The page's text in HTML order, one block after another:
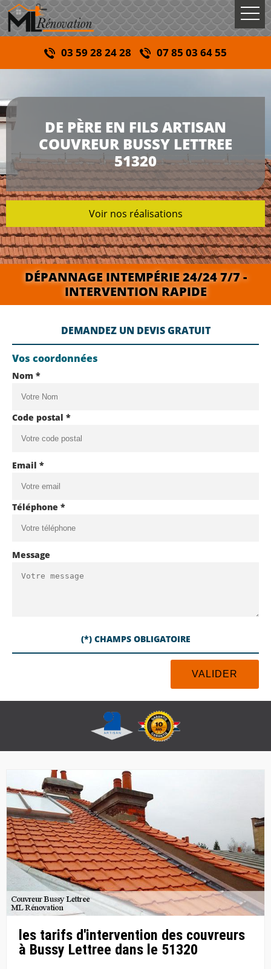
03 59 28 24 28 07 85 03 64 55
DE PÈRE EN FILS ARTISAN
COUVREUR BUSSY LETTREE
51320
Voir nos réalisations
DÉPANNAGE INTEMPÉRIE 24/24 7/7 -
INTERVENTION RAPIDE
DEMANDEZ UN DEVIS GRATUIT
Vos coordonnées
Nom *
Code postal *
Email *
Téléphone *
Message
(*) CHAMPS OBLIGATOIRE
les tarifs d'intervention des couvreurs
à Bussy Lettree dans le 51320